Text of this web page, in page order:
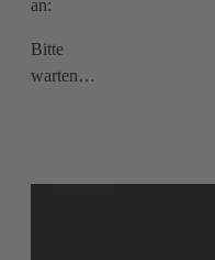
an:
Bitte
warten…